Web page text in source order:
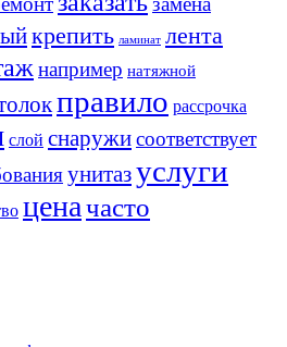
крепить ламинат лента
например натяжной
правило рассрочка
слой снаружисоответствует
унитазуслуги
ценачасто